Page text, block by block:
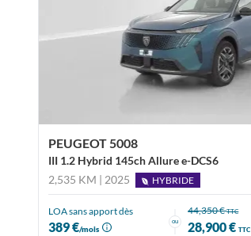
PEUGEOT 5008
III 1.2 Hybrid 145ch Allure e-DCS6
2,535 KM | 2025
HYBRIDE
LOA sans apport dès
389 €/mois
ou
44,350 €TTC
28,900 €TTC